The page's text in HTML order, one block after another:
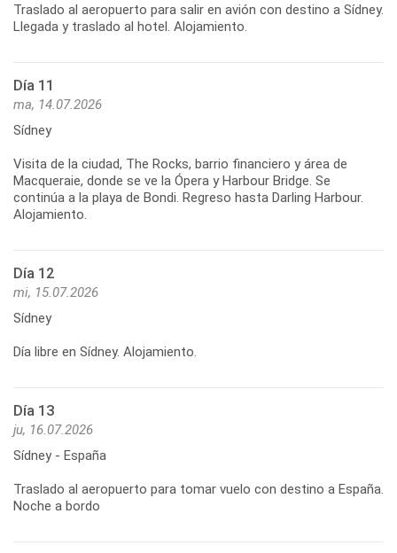
Traslado al aeropuerto para salir en avión con destino a Sídney.
Día 11
ma, 14.07.2026
Sídney
Visita de la ciudad, The Rocks, barrio financiero y área de
Macqueraie, donde se ve la Ópera y Harbour Bridge. Se
continúa a la playa de Bondi. Regreso hasta Darling Harbour.
Día 12
mi, 15.07.2026
Sídney
Día libre en Sídney. Alojamiento.
Día 13
ju, 16.07.2026
Sídney - España
Traslado al aeropuerto para tomar vuelo con destino a España.
Noche a bordo